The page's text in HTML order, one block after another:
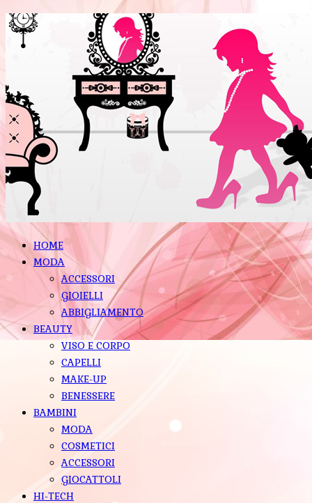
HOME
MODA
ACCESSORI
GIOIELLI
ABBIGLIAMENTO
BEAUTY
VISO E CORPO
CAPELLI
MAKE-UP
BENESSERE
BAMBINI
MODA
COSMETICI
ACCESSORI
GIOCATTOLI
HI-TECH